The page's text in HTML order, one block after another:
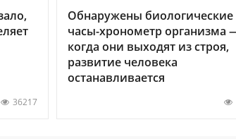
36217
Обнаружены биологические
часы-хронометр организма
когда они выходят из строя,
развитие человека
останавливается